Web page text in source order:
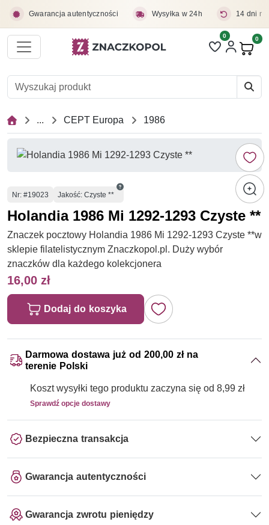
Gwarancja autentyczności Wysyłka w 24h 14 dni
Liczba pozycji
0 0
... CEPT Europa 1986
Numer
Nr: #19023 Jakość: Czyste **
Holandia 1986 Mi 1292-1293 Czyste **
Znaczek pocztowy Holandia 1986 Mi 1292-1293 Czyste **w
sklepie filatelistycznym Znaczkopol.pl. Duży wybór
znaczków dla każdego kolekcjonera
16,00 zł
Dodaj do koszyka
Darmowa dostawa już od 200,00 zł na
terenie Polski
Koszt wysyłki tego produktu zaczyna się od 8,99 zł
Sprawdź opcje dostawy
Bezpieczna transakcja
Gwarancja autentyczności
Gwarancja zwrotu pieniędzy